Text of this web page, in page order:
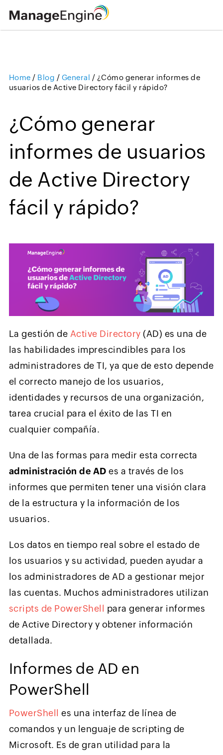
Home / Blog / General / ¿Cómo generar informes de
usuarios de Active Directory fácil y rápido?
¿Cómo generar
informes de usuarios
de Active Directory
fácil y rápido?
La gestión de Active Directory (AD) es una de
las habilidades imprescindibles para los
administradores de TI, ya que de esto depende
el correcto manejo de los usuarios,
identidades y recursos de una organización,
tarea crucial para el éxito de las TI en
cualquier compañía.
Una de las formas para medir esta correcta
administración de AD es a través de los
informes que permiten tener una visión clara
de la estructura y la información de los
usuarios.
Los datos en tiempo real sobre el estado de
los usuarios y su actividad, pueden ayudar a
los administradores de AD a gestionar mejor
las cuentas. Muchos administradores utilizan
scripts de PowerShell para generar informes
de Active Directory y obtener información
detallada.
Informes de AD en
PowerShell
PowerShell es una interfaz de línea de
comandos y un lenguaje de scripting de
Microsoft. Es de gran utilidad para la
Loading ...